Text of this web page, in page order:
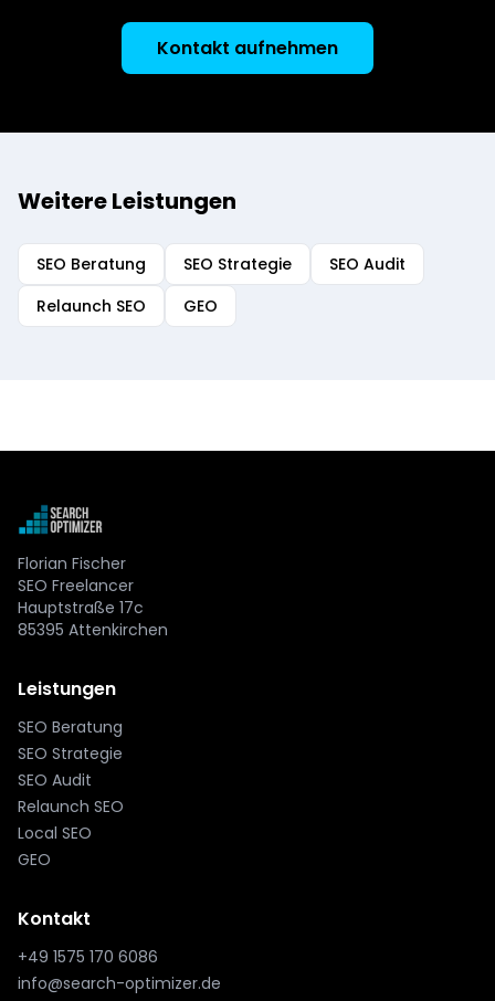
Kontakt aufnehmen
Weitere Leistungen
SEO Beratung SEO Strategie
SEO Audit
Relaunch SEO
GEO
Florian Fischer
SEO Freelancer
Hauptstraße 17c
85395 Attenkirchen
Leistungen
SEO Beratung
SEO Strategie
SEO Audit
Relaunch SEO
Local SEO
GEO
Kontakt
+49 1575 170 6086
info@search-optimizer.de